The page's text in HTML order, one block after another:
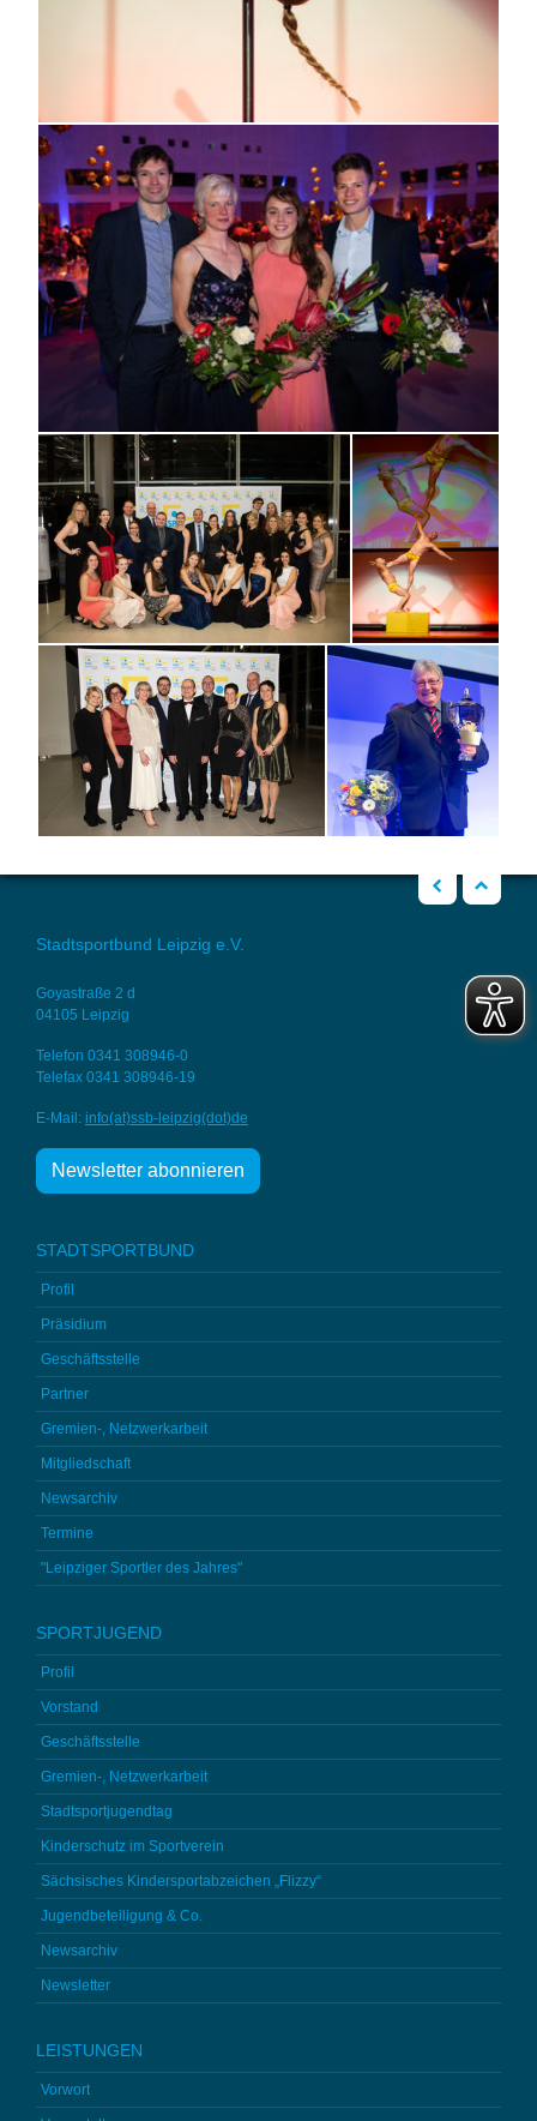
Nach oben
Stadtsportbund Leipzig e.V.
Goyastraße 2 d
04105 Leipzig
Telefon 0341 308946-0
Telefax 0341 308946-19
E-Mail: info(at)ssb- leipzig(dot)de
Newsletter abonnieren
STADTSPORTBUND
Profil
Präsidium
Geschäftsstelle
Partner
Gremien-, Netzwerkarbeit
Mitgliedschaft
Newsarchiv
Termine
"Leipziger Sportler des Jahres"
SPORTJUGEND
Profil
Vorstand
Geschäftsstelle
Gremien-, Netzwerkarbeit
Stadtsportjugendtag
Kinderschutz im Sportverein
Sächsisches Kindersportabzeichen „Flizzy“
Jugendbeteiligung & Co.
Newsarchiv
Newsletter
LEISTUNGEN
Vorwort